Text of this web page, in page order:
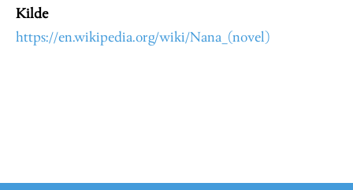
Kilde
https://en.wikipedia.org/wiki/Nana_(novel)